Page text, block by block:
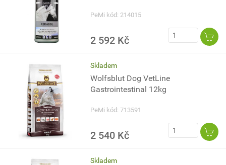
PeMi kód: 214015
2 592 Kč
Skladem
Wolfsblut Dog VetLine
Gastrointestinal 12kg
PeMi kód: 713591
2 540 Kč
Skladem